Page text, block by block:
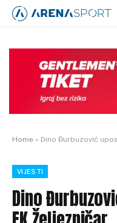
Home » Dino Đurbuzović
VIJESTI
Dino